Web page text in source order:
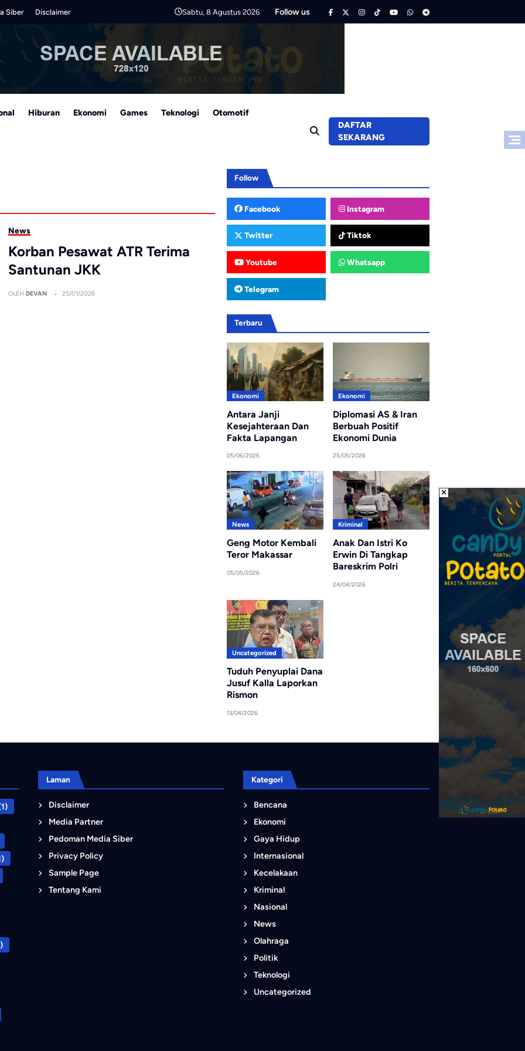
Siber Disclaimer Sabtu, 8 Agustus 2026 Follow us
Hiburan Ekonomi Games Teknologi
Otomotif
DAFTAR
SEKARANG
News
Korban Pesawat ATR Terima
Santunan JKK
OLEH DEVAN 25/01/2026
Follow
Facebook Instagram
Twitter Tiktok
Youtube Whatsapp
Telegram
Terbaru
Ekonomi
Antara Janji
Kesejahteraan Dan
Fakta Lapangan
05/06/2026
Ekonomi
Diplomasi AS & Iran
Berbuah Positif
Ekonomi Dunia
25/05/2026
News
Geng Motor Kembali
Teror Makassar
05/05/2026
Kriminal
Anak Dan Istri Ko
Erwin Di Tangkap
Bareskrim Polri
24/04/2026
Uncategorized
Tuduh Penyuplai Dana
Jusuf Kalla Laporkan
Rismon
13/04/2026
Laman
Disclaimer
Media Partner
Pedoman Media Siber
Privacy Policy
Sample Page
Tentang Kami
Kategori
Bencana
Ekonomi
Gaya Hidup
Internasional
Kecelakaan
Kriminal
Nasional
News
Olahraga
Politik
Teknologi
Uncategorized